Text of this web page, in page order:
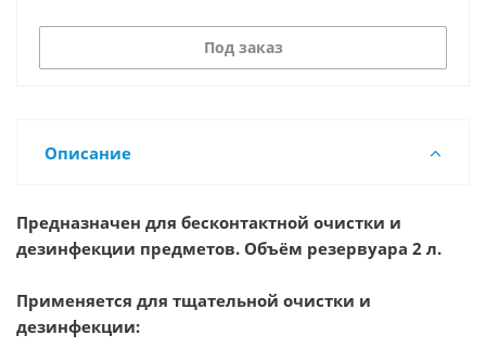
Под заказ
Описание
Предназначен для бесконтактной очистки и
дезинфекции предметов. Объём резервуара 2 л.
Применяется для тщательной очистки и
дезинфекции: